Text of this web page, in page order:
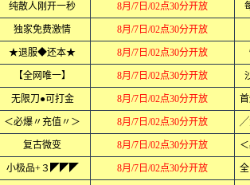
纯散人刚开一秒 8月/7日/02点30分开放
独家免费激情 8月/7日/02点30分开放
★退服◆还本★ 8月/7日/02点30分开放
【全网唯一】 8月/7日/02点30分开放
无限刀●可打金 8月/7日/02点30分开放
＜必爆〃充值〃＞ 8月/7日/02点30分开放 ╱
复古微变 8月/7日/02点30分开放
小极品+３◤◤◤ 8月/7日/02点30分开放